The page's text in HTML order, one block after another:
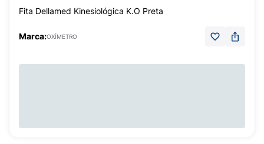
Fita Dellamed Kinesiológica K.O Preta
Marca:OXÍMETRO